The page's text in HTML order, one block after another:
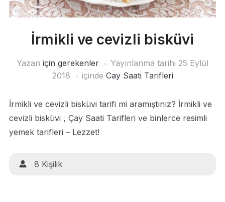
İrmikli ve cevizli bisküvi
Yazan için gerekenler Yayınlanma tarihi 25 Eylül
2018
içinde Cay Saati Tarifleri
İrmikli ve cevizli bisküvi tarifi mi aramıştınız? İrmikli ve
cevizli bisküvi , Çay Saati Tarifleri ve binlerce resimli
yemek tarifleri – Lezzet!
8 Kişilik